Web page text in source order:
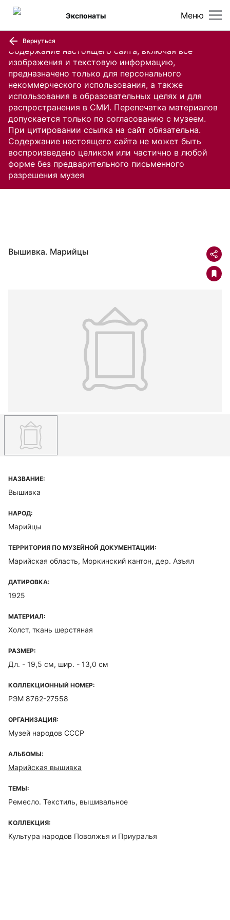
Содержание настоящего сайта, включая все
изображения и текстовую информацию,
предназначено только для персонального
некоммерческого использования, а также
использования в образовательных целях и для
распространения в СМИ. Перепечатка материалов
допускается только по согласованию с музеем.
При цитировании ссылка на сайт обязательна.
Содержание настоящего сайта не может быть
воспроизведено целиком или частично в любой
форме без предварительного письменного
разрешения музея
Меню
Экспонаты
Вернуться
Вышивка. Марийцы
НАЗВАНИЕ:
Вышивка
НАРОД:
Марийцы
ТЕРРИТОРИЯ ПО МУЗЕЙНОЙ ДОКУМЕНТАЦИИ:
Марийская область, Моркинский кантон, дер. Азъял
ДАТИРОВКА:
1925
МАТЕРИАЛ:
Холст, ткань шерстяная
РАЗМЕР:
Дл. - 19,5 см, шир. - 13,0 см
КОЛЛЕКЦИОННЫЙ НОМЕР:
РЭМ 8762-27558
ОРГАНИЗАЦИЯ:
Музей народов СССР
АЛЬБОМЫ:
Марийская вышивка
ТЕМЫ:
Ремесло. Текстиль, вышивальное
КОЛЛЕКЦИЯ:
Культура народов Поволжья и Приуралья